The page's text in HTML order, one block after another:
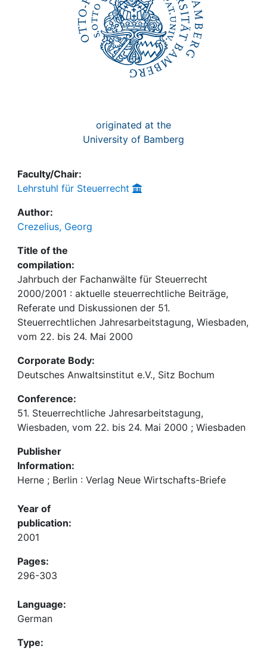
originated at the
University of Bamberg
Faculty/Chair:
Lehrstuhl für Steuerrecht
Author:
Crezelius, Georg
Title of the
compilation:
Jahrbuch der Fachanwälte für Steuerrecht
2000/2001 : aktuelle steuerrechtliche Beiträge,
Referate und Diskussionen der 51.
Steuerrechtlichen Jahresarbeitstagung, Wiesbaden,
vom 22. bis 24. Mai 2000
Corporate Body:
Deutsches Anwaltsinstitut e.V., Sitz Bochum
Conference:
51. Steuerrechtliche Jahresarbeitstagung,
Wiesbaden, vom 22. bis 24. Mai 2000 ; Wiesbaden
Publisher
Information:
Herne ; Berlin : Verlag Neue Wirtschafts-Briefe
Year of
publication:
2001
Pages:
296-303
Language:
German
Type: